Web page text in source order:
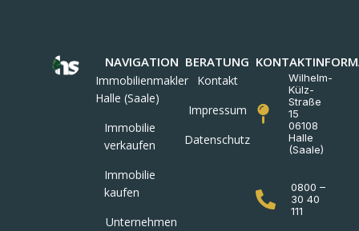
NAVIGATION
Immobilienmakler
Halle (Saale)
Immobilie
verkaufen
Immobilie
kaufen
Unternehmen
BERATUNG
Kontakt
Impressum
Datenschutz
Wilhelm-
Külz-
Straße
15
06108
Halle
(Saale)
0800 –
30 40
111